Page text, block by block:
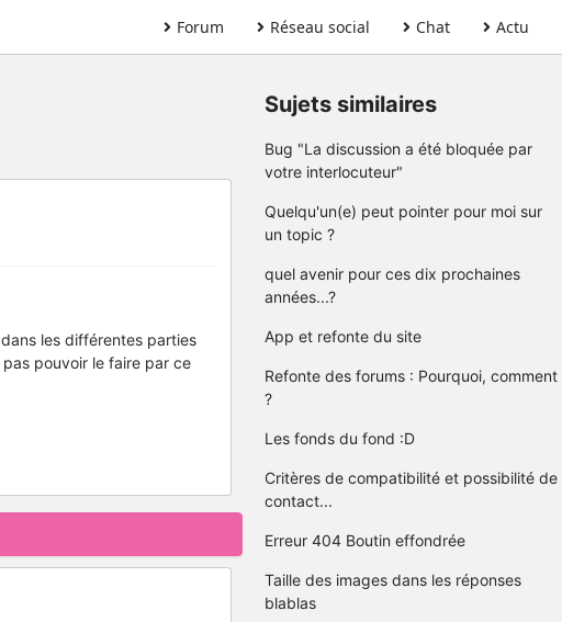
Forum Réseau social Chat Actu
les différentes parties
pouvoir le faire par ce
Sujets similaires
Bug "La discussion a été bloquée par
votre interlocuteur"
Quelqu'un(e) peut pointer pour moi sur
un topic ?
quel avenir pour ces dix prochaines
années...?
App et refonte du site
Refonte des forums : Pourquoi, comment
?
Les fonds du fond :D
Critères de compatibilité et possibilité de
contact...
Erreur 404 Boutin effondrée
Taille des images dans les réponses
blablas